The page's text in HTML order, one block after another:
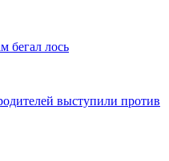
бегал лось
выступили против